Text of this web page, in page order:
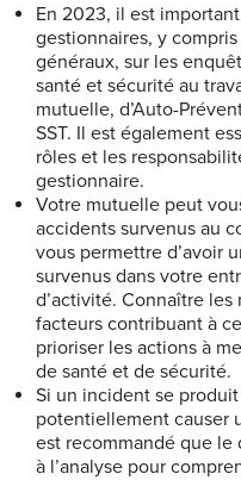
En 2023, il est
gestionnaires, y
généraux, sur les
santé et sécurité au
mutuelle, d’Auto-
SST. Il est également
rôles et les
gestionnaire.
Votre mutuelle peut
accidents survenus au
vous permettre d’avoir
survenus dans votre
d’activité. Connaître
facteurs contribuant à
prioriser les actions à
de santé et de sécurité.
Si un incident se
potentiellement causer
est recommandé que le
à l’analyse pour